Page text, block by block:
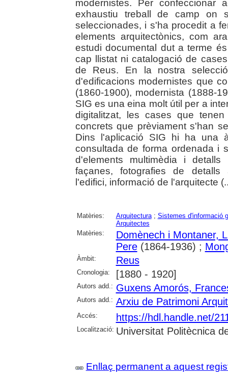
modernistes. Per
exhaustiu treball de camp on
seleccionades, i s'ha procedit a
elements arquitectònics, com
estudi documental dut a terme
cap llistat ni catalogació de
de Reus. En la nostra
d'edificacions modernistes que
(1860-1900), modernista (1888-
SIG es una eina molt útil per a
digitalitzat, les cases que
concrets que prèviament s'han
Dins l'aplicació SIG hi ha una
consultada de forma ordenada i
d'elements multimèdia i
façanes, fotografies de detalls
l'edifici, informació de l'arquitecte
Matèries: Arquitectura; Sistemes d'informació
Arquitectes
Matèries:
Domènech i Montaner,
Pere(1864-1936) ;
Àmbit: Reus
Cronologia: [1880 - 1920]
Autors add.: Guxens Amorós,
Autors add.: Arxiu de Patrimoni
Accés: https://hdl.handle.net/
Localització: Universitat Politècnica
Enllaç permanent a aquest